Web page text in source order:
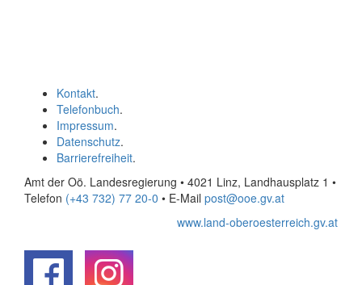
Kontakt.
Telefonbuch.
Impressum.
Datenschutz.
Barrierefreiheit.
Amt der Oö. Landesregierung • 4021 Linz, Landhausplatz 1 •
Telefon (+43 732) 77 20-0 • E-Mail post@ooe.gv.at
www.land-oberoesterreich.gv.at